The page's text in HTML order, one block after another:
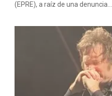
(EPRE), a raíz de una denuncia...